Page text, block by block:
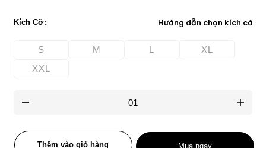
S M L
XL
XXL
Kích Cỡ Hướng dẫn chọn kích cỡ
Thêm vào giỏ hàng Mua ngay